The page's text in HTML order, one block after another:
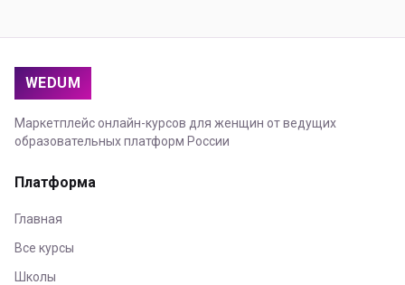
WEDUM
Маркетплейс онлайн-курсов для женщин от ведущих
образовательных платформ России
Платформа
Главная
Все курсы
Школы